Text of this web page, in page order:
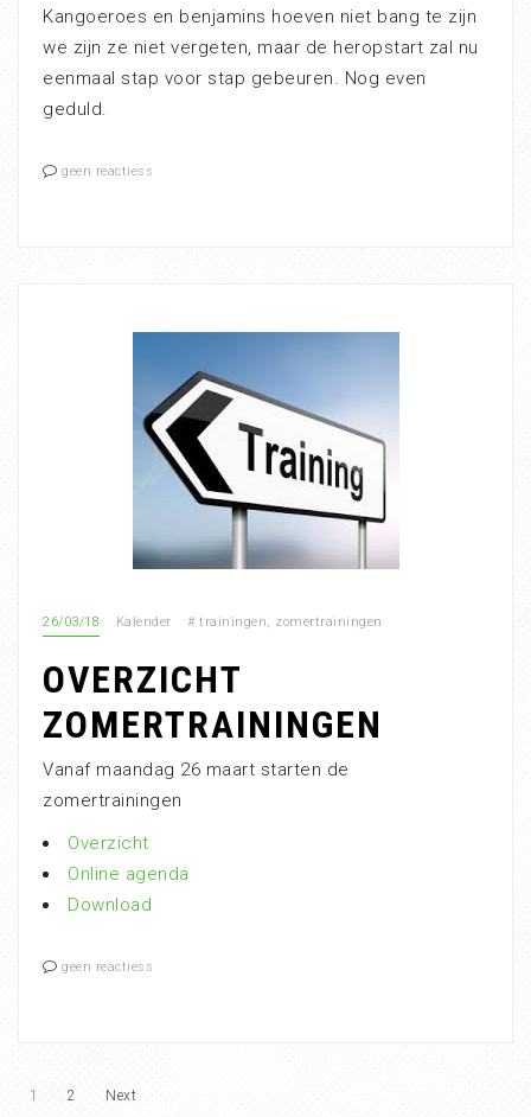
Kangoeroes en benjamins hoeven niet bang te zijn
we zijn ze niet vergeten, maar de heropstart zal nu
eenmaal stap voor stap gebeuren. Nog even
geduld.
geen reactiess
26/03/18 Kalender # trainingen, zomertrainingen
OVERZICHT
ZOMERTRAININGEN
Vanaf maandag 26 maart starten de
zomertrainingen
Overzicht
Online agenda
Download
geen reactiess
1 2 Next